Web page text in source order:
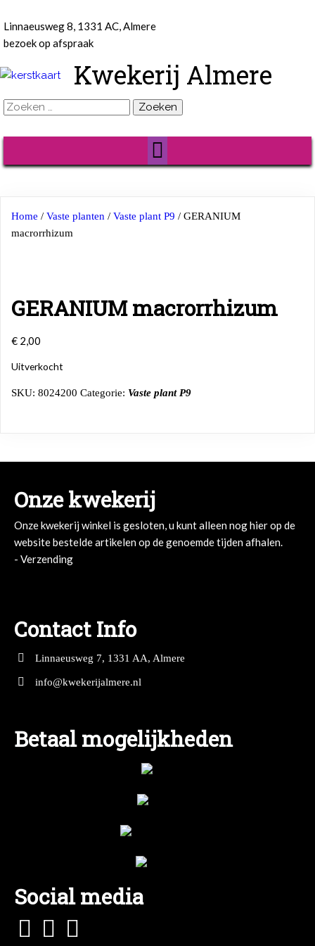
Linnaeusweg 8, 1331 AC, Almere
bezoek op afspraak
Kwekerij Almere
Zoeken
Home / Vaste planten / Vaste plant P9 / GERANIUM
macrorrhizum
GERANIUM macrorrhizum
€ 2,00
Uitverkocht
SKU: 8024200 Categorie: Vaste plant P9
Onze kwekerij
Onze kwekerij winkel is gesloten, u kunt alleen nog hier op de
website bestelde artikelen op de genoemde tijden afhalen.
- Verzending
Contact Info
Linnaeusweg 7, 1331 AA, Almere
info@kwekerijalmere.nl
Betaal mogelijkheden
Social media